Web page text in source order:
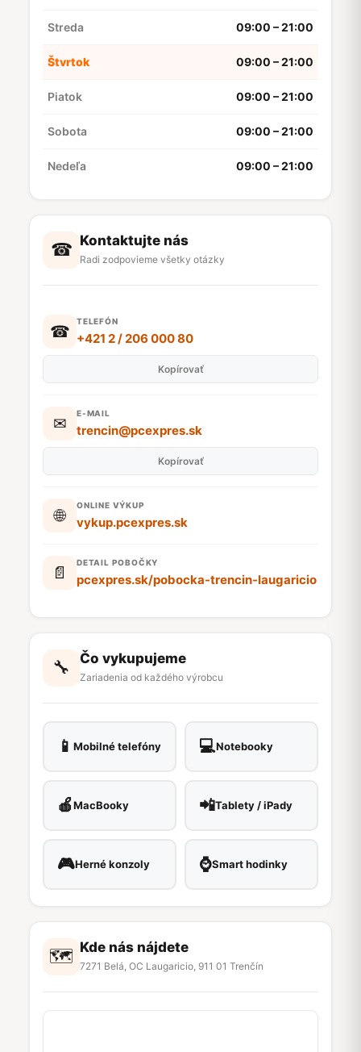
Streda 09:00 – 21:00
Štvrtok 09:00 – 21:00
Piatok 09:00 – 21:00
Sobota 09:00 – 21:00
Nedeľa 09:00 – 21:00
☎ Kontaktujte nás
Radi zodpovieme všetky otázky
☎
TELEFÓN
+421 2 / 206 000 80
Kopírovať
✉
E-MAIL
trencin@pcexpres.sk
Kopírovať
🌐
ONLINE VÝKUP
vykup.pcexpres.sk
📄
DETAIL POBOČKY
pcexpres.sk/pobocka-trencin-laugaricio
🔧 Čo vykupujeme
Zariadenia od každého výrobcu
📱 Mobilné telefóny 💻Notebooky
🍎MacBooky 📲Tablety / iPady
🎮Herné konzoly ⌚Smart hodinky
🗺 Kde nás nájdete
7271 Belá, OC Laugaricio, 911 01 Trenčín